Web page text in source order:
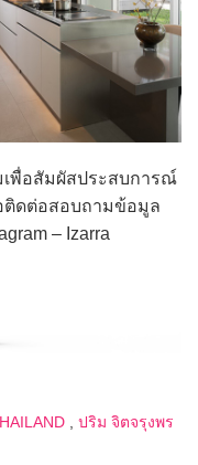
อสัมผัสประสบการณ์
ติดต่อสอบถามข้อมูล
– Izarra
, ปริม จิตจรุงพร